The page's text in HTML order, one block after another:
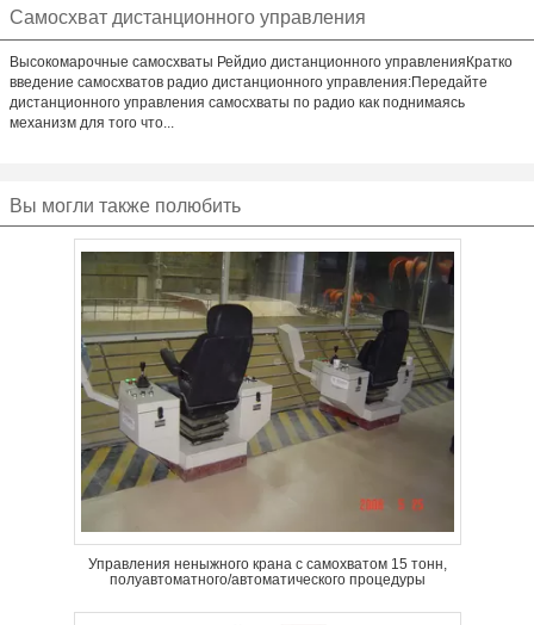
Самосхват дистанционного управления
Высокомарочные самосхваты Рейдио дистанционного управленияКратко
введение самосхватов радио дистанционного управления:Передайте
дистанционного управления самосхваты по радио как поднимаясь
механизм для того что...
Вы могли также полюбить
Управления неныжного крана с самохватом 15 тонн,
полуавтоматного/автоматического процедуры